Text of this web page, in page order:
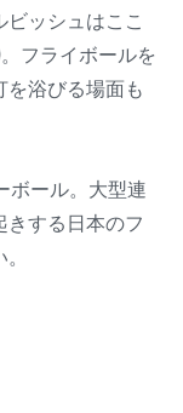
ッシュはここ
フライボールを
を浴びる場面も
ボール。大型連
きする日本のフ